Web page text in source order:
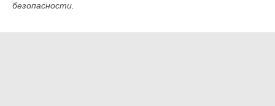
безопасности.